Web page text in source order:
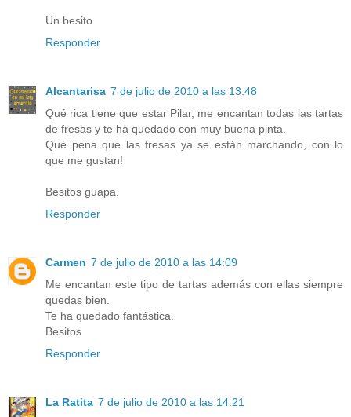
Un besito
Responder
Alcantarisa 7 de julio de 2010 a las 13:48
Qué rica tiene que estar Pilar, me encantan todas las tartas
de fresas y te ha quedado con muy buena pinta.
Qué pena que las fresas ya se están marchando, con lo
que me gustan!
Besitos guapa.
Responder
Carmen 7 de julio de 2010 a las 14:09
Me encantan este tipo de tartas además con ellas siempre
quedas bien.
Te ha quedado fantástica.
Besitos
Responder
La Ratita 7 de julio de 2010 a las 14:21